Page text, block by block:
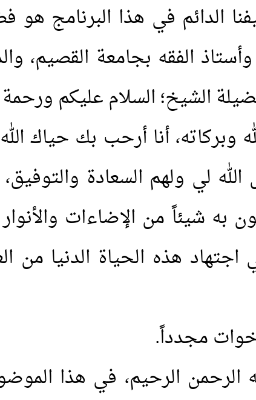
الدائم في هذا البرنامج هو
الفقه بجامعة القصيم،
الشيخ؛ السلام عليكم ورحمة
أنا أرحب بك حياك
لي ولهم السعادة
به شيئاً من الإضاءات
هذه الحياة الدنيا من
مجدداً.
الرحمن الرحيم، في هذا